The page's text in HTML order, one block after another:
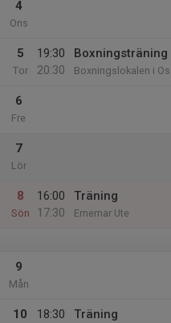
4
Ons
5
Tor
19:30
20:30
Boxningsträning
Boxningslokalen i
6
Fre
7
Lör
8
Sön
16:00
17:30
Träning
Ernemar Ute
9
Mån
10
18:30
Träning